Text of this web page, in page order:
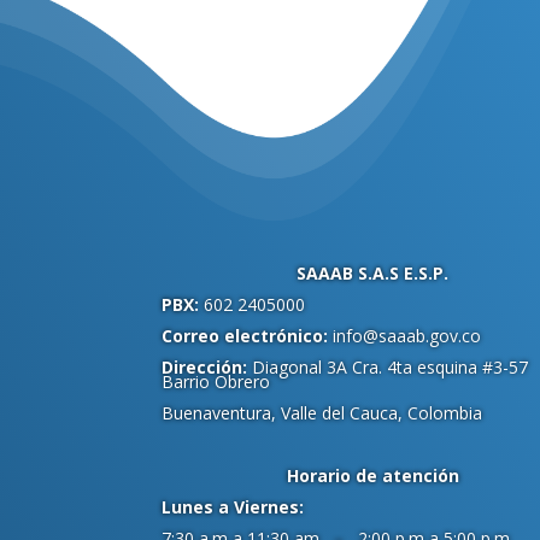
SAAAB S.A.S E.S.P.
PBX: 602 2405000
Correo electrónico: info@saaab.gov.co
Dirección: Diagonal 3A Cra. 4ta esquina #3-57
Barrio Obrero
Buenaventura, Valle del Cauca, Colombia
Horario de atención
Lunes a Viernes: